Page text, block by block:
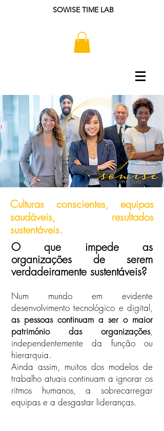
SOWISE TIME LAB
Culturas conscientes, equipas
saudáveis, resultados
sustentáveis.
O que impede as
organizações de serem
verdadeiramente sustentáveis?
Num mundo em evidente
desenvolvimento tecnológico e digital,
as pessoas continuam a ser o maior
património das organizações,
independentemente da função ou
hierarquia.
Ainda assim, muitos dos modelos de
trabalho atuais continuam a ignorar os
ritmos humanos, a sobrecarregar
equipas e a desgastar lideranças.